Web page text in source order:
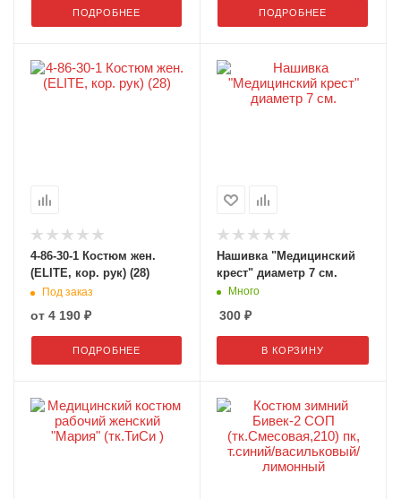
ПОДРОБНЕЕ ПОДРОБНЕЕ
4-86-30-1 Костюм жен.
(ELITE, кор. рук) (28)
Под заказ
от 4 190 ₽
ПОДРОБНЕЕ
Нашивка "Медицинский
крест" диаметр 7 см.
Много
300 ₽
В КОРЗИНУ